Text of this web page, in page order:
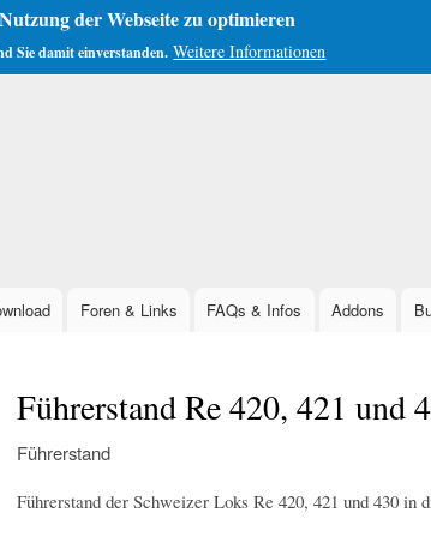
der Webseite zu optimieren
Sie damit einverstanden. Weitere Informationen
Foren & Links FAQs & Infos Addons
Führerstand Re 420, 421 und
Führerstand
Führerstand der Schweizer Loks Re 420, 421 und 430